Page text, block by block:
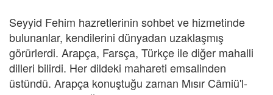
Seyyid Fehim hazretlerinin sohbet ve hizmetinde
bulunanlar, kendilerini dünyadan uzaklaşmış
görürlerdi. Arapça, Farsça, Türkçe ile diğer mahalli
dilleri bilirdi. Her dildeki mahareti emsalinden
üstündü. Arapça konuştuğu zaman Mısır Câmiü'l-